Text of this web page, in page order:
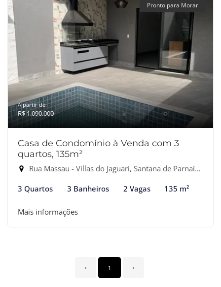
Pronto para Morar
A partir de:
R$ 1.090.000
Casa de Condomínio à Venda com 3
quartos, 135m²
Rua Massau - Villas do Jaguari, Santana de Parnaíba-SP
3 Quartos 3 Banheiros 2 Vagas 135 m²
Mais informações
‹ 1 ›